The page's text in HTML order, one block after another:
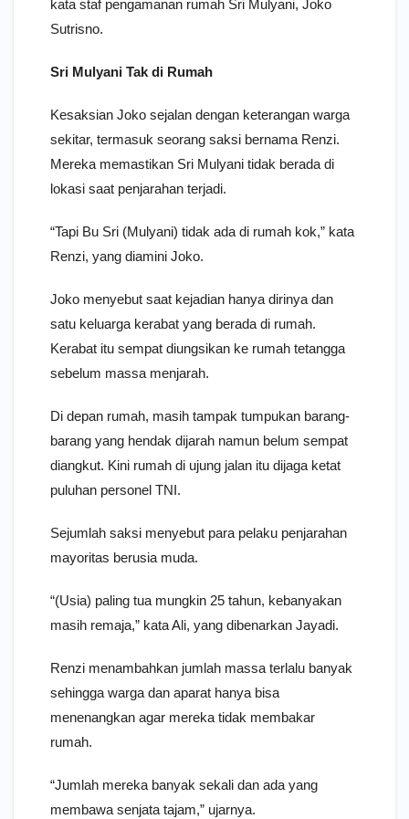
kata staf pengamanan rumah Sri Mulyani, Joko
Sutrisno.
Sri Mulyani Tak di Rumah
Kesaksian Joko sejalan dengan keterangan warga
sekitar, termasuk seorang saksi bernama Renzi.
Mereka memastikan Sri Mulyani tidak berada di
lokasi saat penjarahan terjadi.
“Tapi Bu Sri (Mulyani) tidak ada di rumah kok,” kata
Renzi, yang diamini Joko.
Joko menyebut saat kejadian hanya dirinya dan
satu keluarga kerabat yang berada di rumah.
Kerabat itu sempat diungsikan ke rumah tetangga
sebelum massa menjarah.
Di depan rumah, masih tampak tumpukan barang-
barang yang hendak dijarah namun belum sempat
diangkut. Kini rumah di ujung jalan itu dijaga ketat
puluhan personel TNI.
Sejumlah saksi menyebut para pelaku penjarahan
mayoritas berusia muda.
“(Usia) paling tua mungkin 25 tahun, kebanyakan
masih remaja,” kata Ali, yang dibenarkan Jayadi.
Renzi menambahkan jumlah massa terlalu banyak
sehingga warga dan aparat hanya bisa
menenangkan agar mereka tidak membakar
rumah.
“Jumlah mereka banyak sekali dan ada yang
membawa senjata tajam,” ujarnya.